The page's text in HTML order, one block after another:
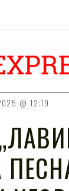
12:19